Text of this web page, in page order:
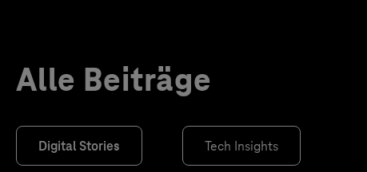
Alle Beiträge
Digital Stories Tech Insights